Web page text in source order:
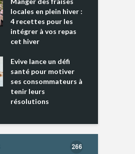
locales en plein hiver :
4 recettes pour les
intégrer à vos repas
cet hiver
Evive lance un défi
santé pour motiver
ses consommateurs à
tenir leurs
résolutions
266